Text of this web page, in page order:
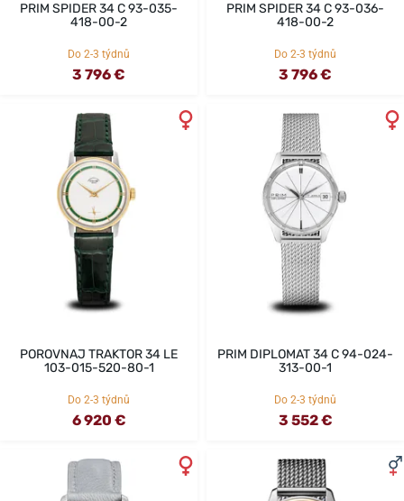
PRIM SPIDER 34 C 93-035-
418-00-2
Do 2-3 týdnů
3 796 €
PRIM SPIDER 34 C 93-036-
418-00-2
Do 2-3 týdnů
3 796 €
POROVNAJ TRAKTOR 34 LE
103-015-520-80-1
Do 2-3 týdnů
6 920 €
PRIM DIPLOMAT 34 C 94-024-
313-00-1
Do 2-3 týdnů
3 552 €